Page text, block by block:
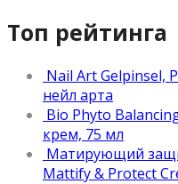
Топ рейтинга
Nail Art Gelpinsel,
нейл арта
Bio Phyto
крем, 75 мл
Матирующий
Mattify & Protect